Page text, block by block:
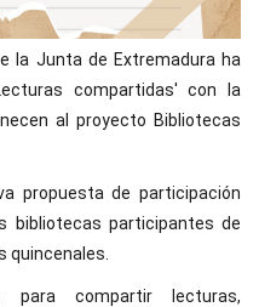
la Junta de Extremadura ha
compartidas' con la
al proyecto Bibliotecas
propuesta de participación
bibliotecas participantes de
quincenales.
compartir lecturas,